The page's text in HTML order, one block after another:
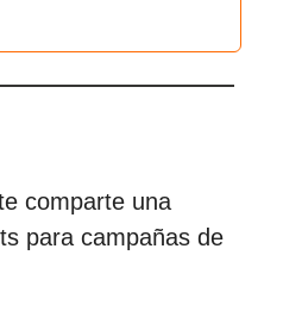
comparte una
para campañas de